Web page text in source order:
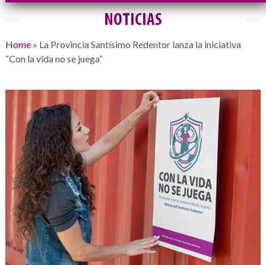
NOTICIAS
Home» La Provincia Santísimo Redentor lanza la iniciativa
“Con la vida no se juega”